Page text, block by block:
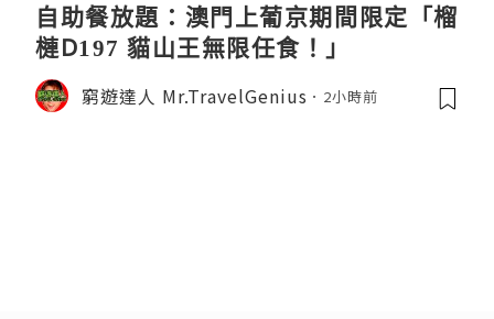
自助餐放題：澳門上葡京期間限定「榴
槤D197 貓山王無限任食！」
窮遊達人 Mr.TravelGenius 2小時前